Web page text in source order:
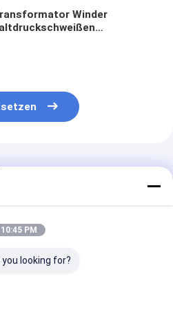
Winder
10:45 PM
looking for?